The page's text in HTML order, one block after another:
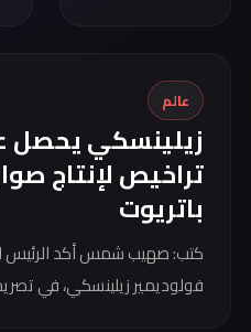
عالم
زيلينسكي يحصل
تراخيص لإنتاج
باتريوت
كتب: صهيب شمس أكد الرئيس
فولوديمير زيلينسكي، في